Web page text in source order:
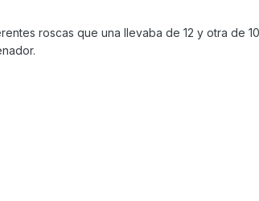
roscas que una llevaba de 12 y otra de